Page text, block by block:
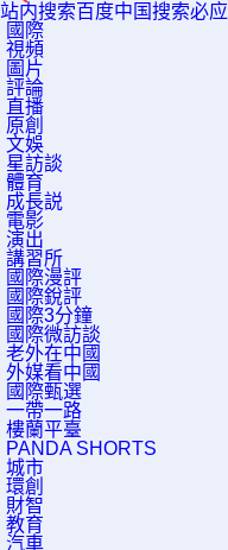
站内搜索百度中国搜索必应
國際
視頻
圖片
評論
直播
原創
文娛
星訪談
體育
成長説
電影
演出
講習所
國際漫評
國際銳評
國際3分鐘
國際微訪談
老外在中國
外媒看中國
國際甄選
一帶一路
樓蘭平臺
PANDA SHORTS
城市
環創
財智
教育
汽車